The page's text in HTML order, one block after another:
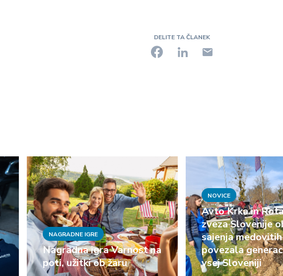
DELITE TA ČLANEK
NAGRADNE IGRE
Nagradna igra Varnost na
poti, užitki ob žaru
NOVICE
Avto Krka in
zveza Slovenije
sajenja
povezala
vsej Sloveniji